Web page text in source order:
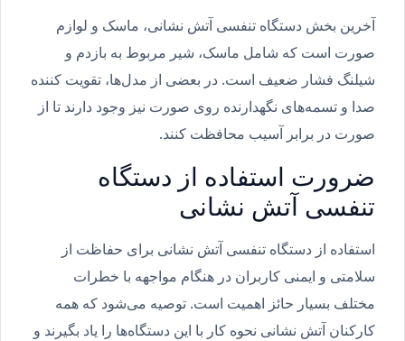
آخرین بخش دستگاه تنفسی آتش نشانی، ماسک و لوازم
صورت است که شامل ماسک، شیر مربوط به بازدم و
شیلنگ فشار ضعیف است. در بعضی از مدل‌ها، تقویت کننده
صدا و تسمه‌های نگهدارنده روی صورت نیز وجود دارند تا از
صورت در برابر آسیب محافظت کنند.
ضرورت استفاده از دستگاه
تنفسی آتش نشانی
استفاده از دستگاه تنفسی آتش نشانی برای حفاظت از
سلامتی و ایمنی کاربران در هنگام مواجهه با خطرات
مختلف بسیار حائز اهمیت است. توصیه می‌شود که همه
کارکنان آتش نشانی نحوه کار با این دستگاه‌ها را یاد بگیرند و